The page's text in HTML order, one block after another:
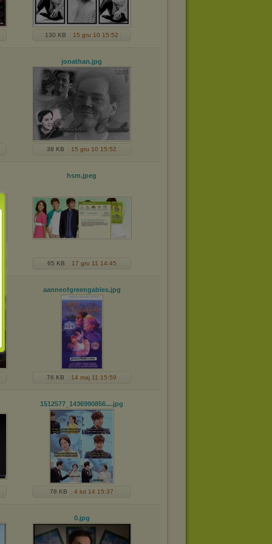
130 KB 15 gru 10 15:52
jonathan.jpg
38 KB 15 gru 10 15:52
hsm.jpeg
65 KB 17 gru 11 14:45
aanneofgreengables.jpg
76 KB 14 maj 11 15:59
1512577_1436990856....jpg
78 KB 4 lut 14 15:37
0.jpg